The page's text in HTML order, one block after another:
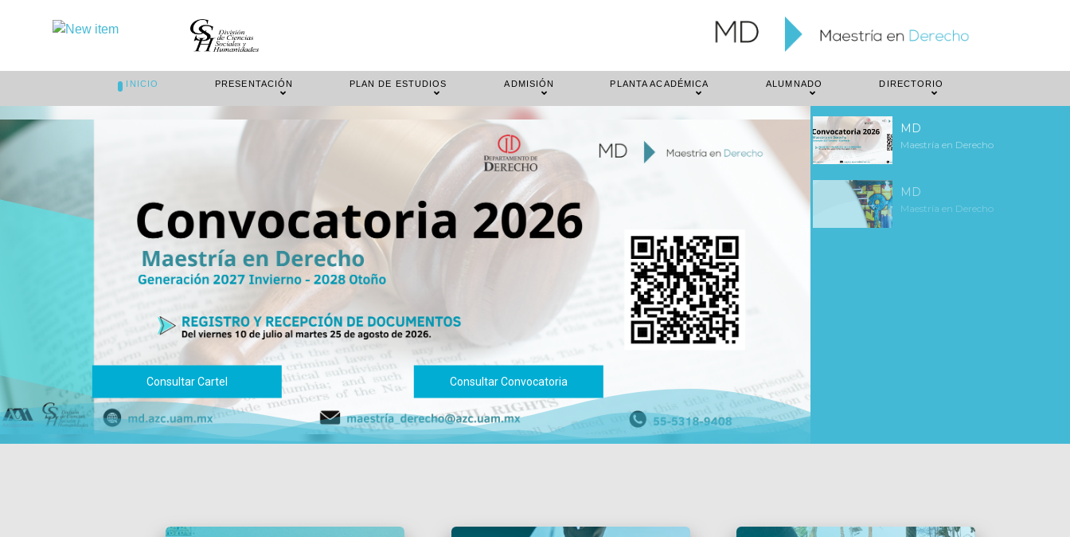
INICIO PRESENTACIÓN PLAN DE ESTUDIOS ADMISIÓN PLANTA ACADÉMICA ALUMNADO DIRECTORIO
Consultar Convocatoria
Consultar Cartel
MD
Maestría en Derecho
MD
Maestría en Derecho